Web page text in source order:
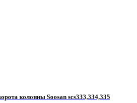
колонны Soosan scs333,334,335